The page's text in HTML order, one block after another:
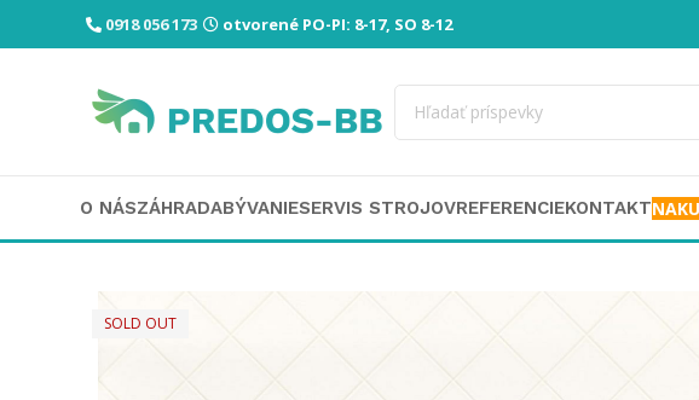
0918 056 173 otvorené PO-PI: 8-17, SO 8-12
O NÁSZÁHRADABÝVANIESERVIS STROJOVREFERENCIEKONTAKT
SOLD OUT